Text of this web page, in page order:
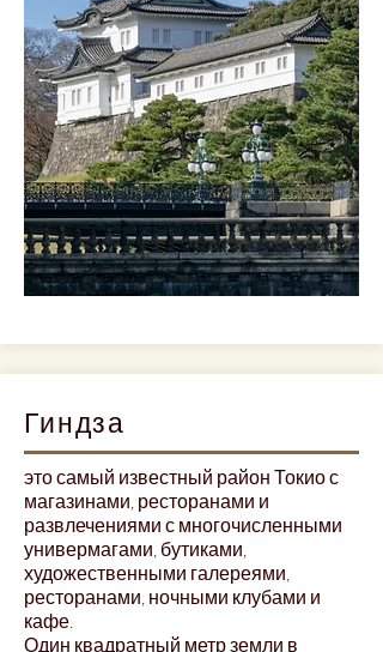
Гиндза
это самый известный район Токио с
магазинами, ресторанами и
развлечениями с многочисленными
универмагами, бутиками,
художественными галереями,
ресторанами, ночными клубами и
кафе.
Один квадратный метр земли в